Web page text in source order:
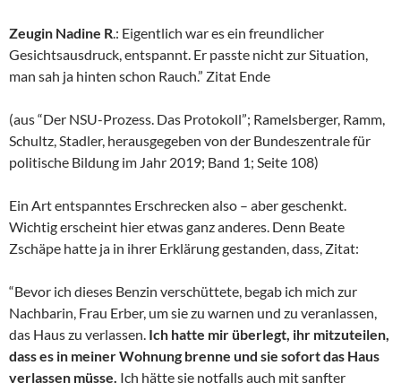
Zeugin Nadine R.: Eigentlich war es ein freundlicher
Gesichtsausdruck, entspannt. Er passte nicht zur Situation,
man sah ja hinten schon Rauch.” Zitat Ende
(aus “Der NSU-Prozess. Das Protokoll”; Ramelsberger, Ramm,
Schultz, Stadler, herausgegeben von der Bundeszentrale für
politische Bildung im Jahr 2019; Band 1; Seite 108)
Ein Art entspanntes Erschrecken also – aber geschenkt.
Wichtig erscheint hier etwas ganz anderes. Denn Beate
Zschäpe hatte ja in ihrer Erklärung gestanden, dass, Zitat:
“Bevor ich dieses Benzin verschüttete, begab ich mich zur
Nachbarin, Frau Erber, um sie zu warnen und zu veranlassen,
das Haus zu verlassen. Ich hatte mir überlegt, ihr mitzuteilen,
dass es in meiner Wohnung brenne und sie sofort das Haus
verlassen müsse. Ich hätte sie notfalls auch mit sanfter